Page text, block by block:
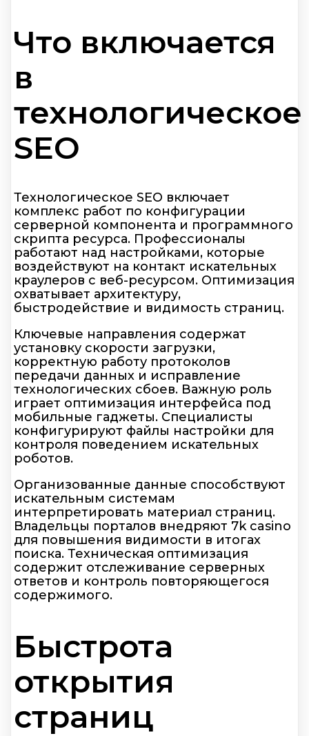
Что включается
в
технологическое
SEO
Технологическое SEO включает
комплекс работ по конфигурации
серверной компонента и программного
скрипта ресурса. Профессионалы
работают над настройками, которые
воздействуют на контакт искательных
краулеров с веб-ресурсом. Оптимизация
охватывает архитектуру,
быстродействие и видимость страниц.
Ключевые направления содержат
установку скорости загрузки,
корректную работу протоколов
передачи данных и исправление
технологических сбоев. Важную роль
играет оптимизация интерфейса под
мобильные гаджеты. Специалисты
конфигурируют файлы настройки для
контроля поведением искательных
роботов.
Организованные данные способствуют
искательным системам
интерпретировать материал страниц.
Владельцы порталов внедряют 7k casino
для повышения видимости в итогах
поиска. Техническая оптимизация
содержит отслеживание серверных
ответов и контроль повторяющегося
содержимого.
Быстрота
открытия
страниц